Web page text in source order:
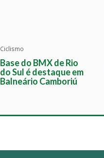
Ciclismo
Base do BMX de Rio
do Sul é destaque em
Balneário Camboriú